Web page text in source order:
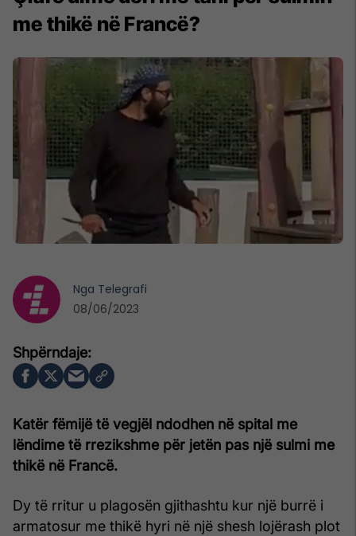
me thikë në Francë?
Katër fëmijë të vegjël ndodhen në spital me
lëndime të rrezikshme për jetën pas një sulmi me
thikë në Francë.
Dy të rritur u plagosën gjithashtu kur një burrë i
armatosur me thikë hyri në një shesh lojërash plot
Nga Telegrafi
08/06/2023